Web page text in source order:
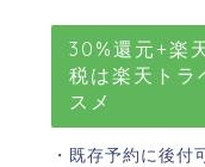
30%還元+楽
税は楽天トラ
スメ
・既存予約に後付